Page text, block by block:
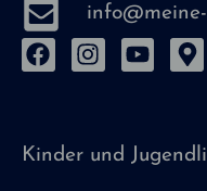
Kinder und